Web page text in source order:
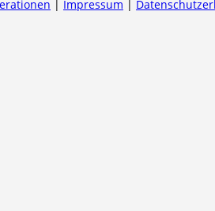
| Impressum |